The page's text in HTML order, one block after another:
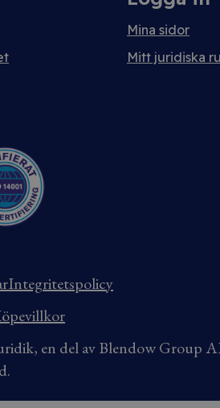
Mina sidor
Mitt juridiska
Integritetspolicy
en del av Blendow Group